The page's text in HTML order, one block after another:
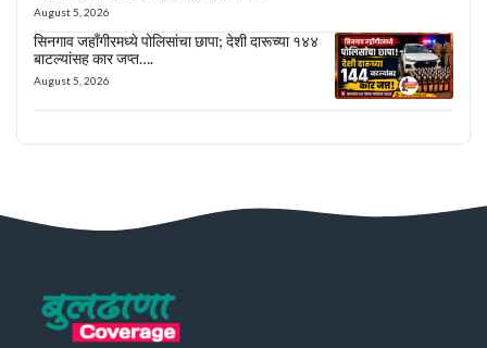
August 5, 2026
सिनगाव जहाँगीरमध्ये पोलिसांचा छापा; देशी दारूच्या १४४
बाटल्यांसह कार जप्त….
August 5, 2026